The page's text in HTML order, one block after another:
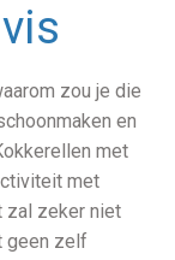
zou je die
en
met
met
zal zeker niet
geen zelf